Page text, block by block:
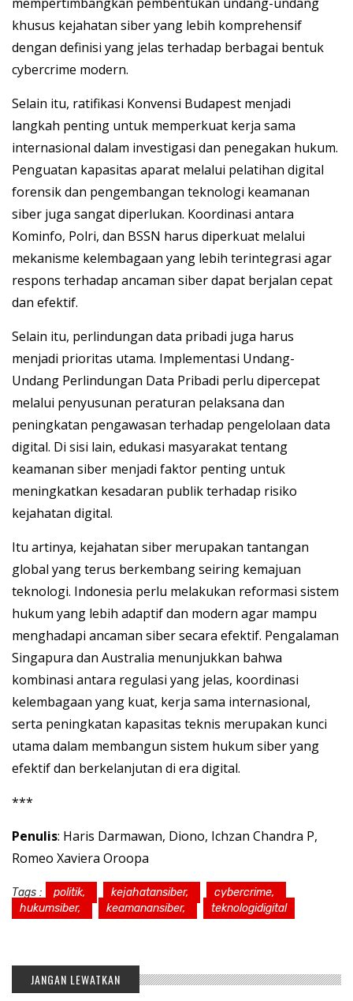
khusus kejahatan siber yang lebih komprehensif
dengan definisi yang jelas terhadap berbagai bentuk
cybercrime modern.
Selain itu, ratifikasi Konvensi Budapest menjadi
langkah penting untuk memperkuat kerja sama
internasional dalam investigasi dan penegakan hukum.
Penguatan kapasitas aparat melalui pelatihan digital
forensik dan pengembangan teknologi keamanan
siber juga sangat diperlukan. Koordinasi antara
Kominfo, Polri, dan BSSN harus diperkuat melalui
mekanisme kelembagaan yang lebih terintegrasi agar
respons terhadap ancaman siber dapat berjalan cepat
dan efektif.
Selain itu, perlindungan data pribadi juga harus
menjadi prioritas utama. Implementasi Undang-
Undang Perlindungan Data Pribadi perlu dipercepat
melalui penyusunan peraturan pelaksana dan
peningkatan pengawasan terhadap pengelolaan data
digital. Di sisi lain, edukasi masyarakat tentang
keamanan siber menjadi faktor penting untuk
meningkatkan kesadaran publik terhadap risiko
kejahatan digital.
Itu artinya, kejahatan siber merupakan tantangan
global yang terus berkembang seiring kemajuan
teknologi. Indonesia perlu melakukan reformasi sistem
hukum yang lebih adaptif dan modern agar mampu
menghadapi ancaman siber secara efektif. Pengalaman
Singapura dan Australia menunjukkan bahwa
kombinasi antara regulasi yang jelas, koordinasi
kelembagaan yang kuat, kerja sama internasional,
serta peningkatan kapasitas teknis merupakan kunci
utama dalam membangun sistem hukum siber yang
efektif dan berkelanjutan di era digital.
***
Penulis: Haris Darmawan, Diono, Ichzan Chandra P,
Romeo Xaviera Oroopa
Tags : politik, kejahatansiber,
cybercrime,
hukumsiber,
keamanansiber, teknologidigital
JANGAN LEWATKAN